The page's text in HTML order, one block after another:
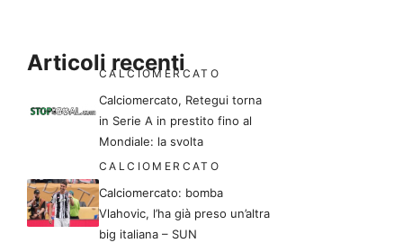
Articoli recenti
CALCIOMERCATO
Calciomercato, Retegui torna
in Serie A in prestito fino al
Mondiale: la svolta
CALCIOMERCATO
Calciomercato: bomba
Vlahovic, l’ha già preso un’altra
big italiana – SUN